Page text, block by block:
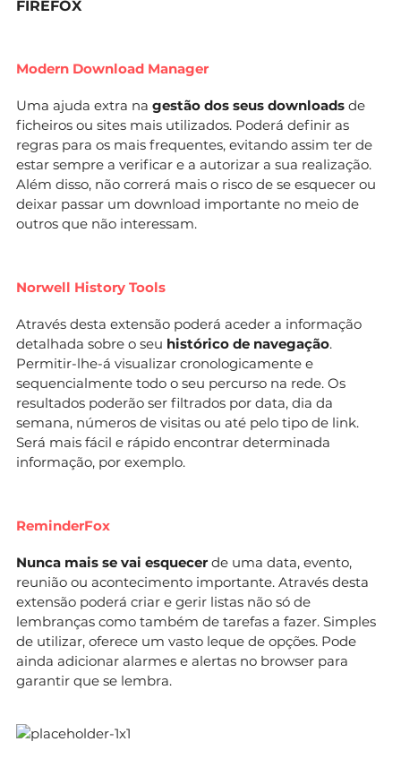
FIREFOX
Modern Download Manager
Uma ajuda extra na gestão dos seus downloads de
ficheiros ou sites mais utilizados. Poderá definir as
regras para os mais frequentes, evitando assim ter de
estar sempre a verificar e a autorizar a sua realização.
Além disso, não correrá mais o risco de se esquecer ou
deixar passar um download importante no meio de
outros que não interessam.
Norwell History Tools
Através desta extensão poderá aceder a informação
detalhada sobre o seu histórico de navegação.
Permitir-lhe-á visualizar cronologicamente e
sequencialmente todo o seu percurso na rede. Os
resultados poderão ser filtrados por data, dia da
semana, números de visitas ou até pelo tipo de link.
Será mais fácil e rápido encontrar determinada
informação, por exemplo.
ReminderFox
Nunca mais se vai esquecer de uma data, evento,
reunião ou acontecimento importante. Através desta
extensão poderá criar e gerir listas não só de
lembranças como também de tarefas a fazer. Simples
de utilizar, oferece um vasto leque de opções. Pode
ainda adicionar alarmes e alertas no browser para
garantir que se lembra.